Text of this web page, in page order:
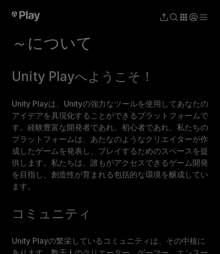
～について
Unity Playへようこそ！
Unity Playは、Unityの強力なツールを使用してあなたの
アイデアを具現化することができるプラットフォームで
す。経験豊富な開発者であれ、初心者であれ、私たちの
プラットフォームは、あたなのようなクリエイターが作
成したゲームを発表し、プレイするためのスペースを提
供します。私たちは、誰もがアクセスできるゲーム開発
を目指し、創造性が育まれる包括的な環境を醸成してい
ます。
コミュニティ
Unity Playの繁栄しているコミュニティは、その中核に